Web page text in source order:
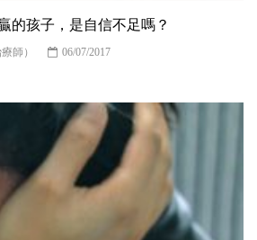
的孩子，是自信不足嗎？
師）
06/07/2017